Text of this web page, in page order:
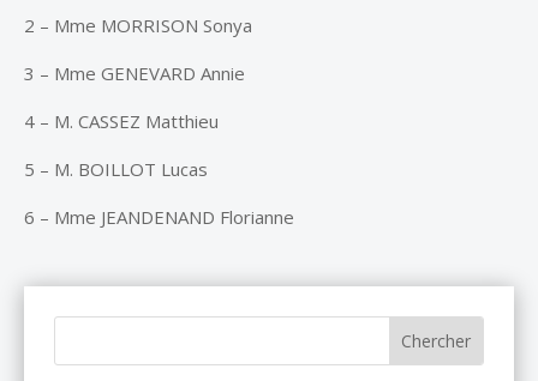
2 – Mme MORRISON Sonya
3 – Mme GENEVARD Annie
4 – M. CASSEZ Matthieu
5 – M. BOILLOT Lucas
6 – Mme JEANDENAND Florianne